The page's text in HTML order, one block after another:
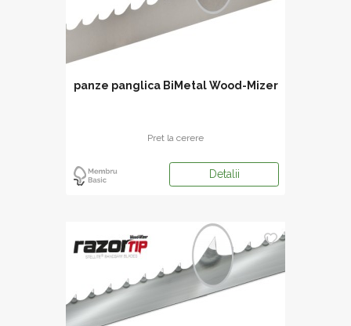
panze panglica BiMetal Wood-Mizer
Pret la cerere
Detalii